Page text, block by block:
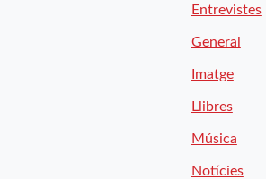
Entrevistes
General
Imatge
Llibres
Música
Notícies